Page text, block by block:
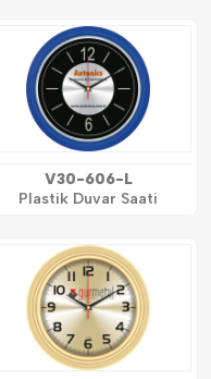
V30-606-L
Plastik Duvar Saati